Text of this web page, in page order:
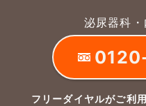
泌尿器科
フリーダイヤルがご利